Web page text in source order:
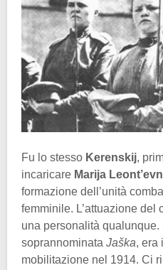
Fu lo stesso Kerenskij,
incaricare Marija
formazione dell’unità
femminile. L’attuazione del
una personalità qualunque.
soprannominata Jaška, era
mobilitazione nel 1914. Ci